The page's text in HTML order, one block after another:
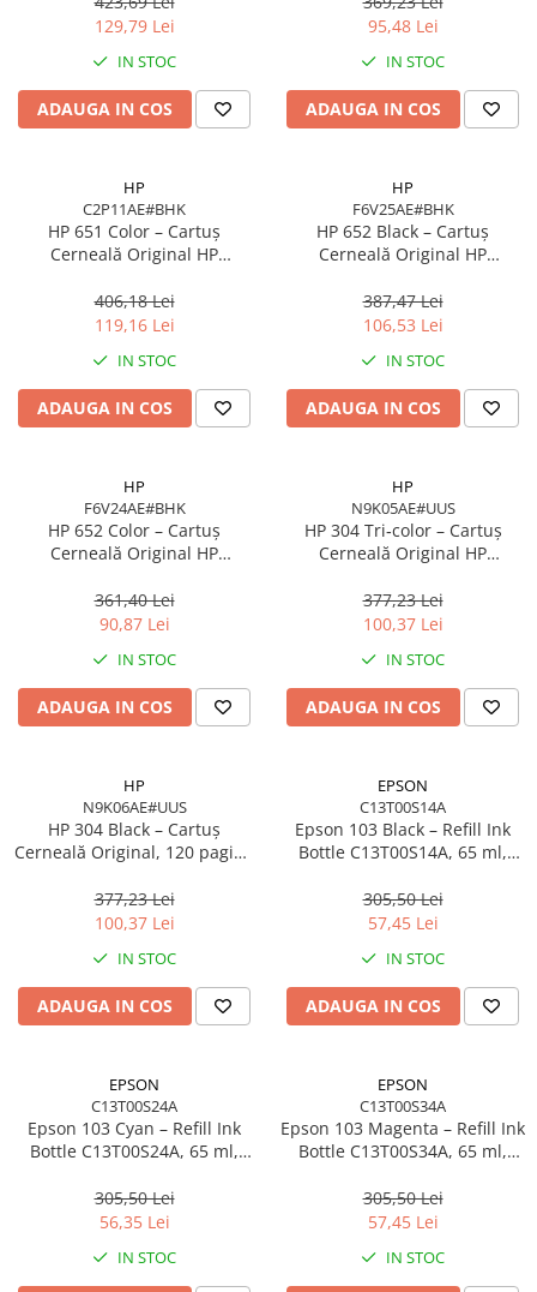
129,79 Lei
IN STOC
ADAUGA IN COS
95,48 Lei
IN STOC
ADAUGA IN COS
HP
C2P11AE#BHK
HP 651 Color – Cartuș
Cerneală Original HP
Cyan/Magenta/Yellow
406,18 Lei
119,16 Lei
IN STOC
ADAUGA IN COS
HP
F6V25AE#BHK
HP 652 Black – Cartuș
Cerneală Original HP
Advantage
387,47 Lei
106,53 Lei
IN STOC
ADAUGA IN COS
HP
F6V24AE#BHK
HP 652 Color – Cartuș
Cerneală Original HP
Cyan/Magenta/Yellow
361,40 Lei
90,87 Lei
IN STOC
ADAUGA IN COS
HP
N9K05AE#UUS
HP 304 Tri‑color – Cartuș
Cerneală Original HP
Cyan/Magenta/Yellow
377,23 Lei
100,37 Lei
IN STOC
ADAUGA IN COS
HP
N9K06AE#UUS
HP 304 Black – Cartuș
Cerneală Original, 120 pagini,
377,23 Lei
100,37 Lei
IN STOC
ADAUGA IN COS
EPSON
C13T00S14A
Epson 103 Black – Refill Ink
Bottle C13T00S14A, 65 ml,
305,50 Lei
57,45 Lei
IN STOC
ADAUGA IN COS
EPSON
C13T00S24A
Epson 103 Cyan – Refill Ink
Bottle C13T00S24A, 65 ml,
305,50 Lei
56,35 Lei
IN STOC
EPSON
C13T00S34A
Epson 103 Magenta – Refill Ink
Bottle C13T00S34A, 65 ml,
305,50 Lei
57,45 Lei
IN STOC